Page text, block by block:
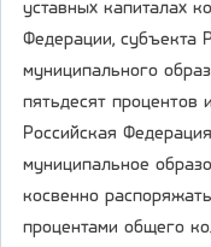
уставных капиталах
Федерации, субъекта
муниципального
пятьдесят процентов
Российская
муниципальное
косвенно
процентами общего